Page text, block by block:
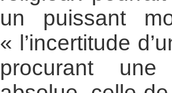
un puissant
« l’incertitude
procurant une